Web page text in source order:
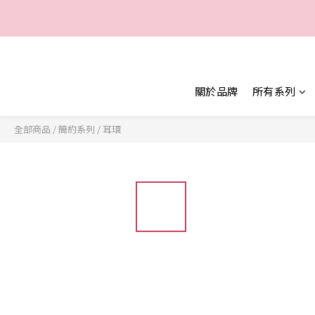
關於品牌 所有系列
全部商品 /簡約系列 /耳環